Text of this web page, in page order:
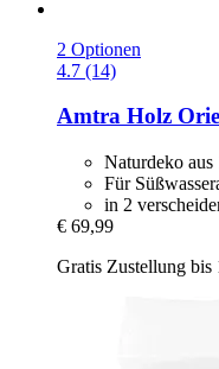
2 Optionen
4.7 (14)
Amtra Holz
Naturdeko
Für
in 2
€ 69,99
Gratis Zustellung bis